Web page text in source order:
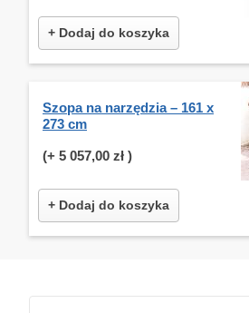
+ Dodaj do koszyka
Szopa na narzędzia – 161 x
273 cm
(+ 5 057,00 zł )
+ Dodaj do koszyka